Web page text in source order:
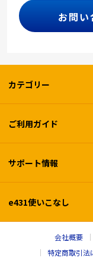
お問
カテゴリー
ご利用ガイド
サポート情報
e431使いこなし
会社概要
特定商取引法